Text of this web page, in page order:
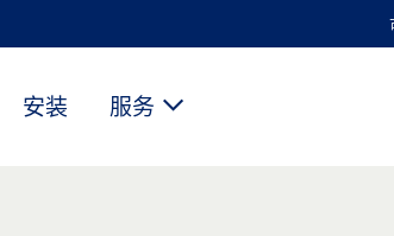
安装 服务